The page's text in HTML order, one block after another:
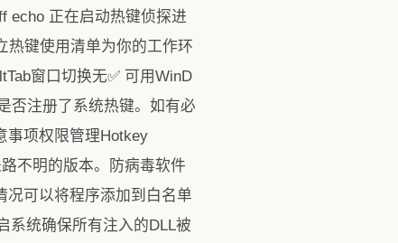
echo 正在启动热键侦探进
热键使用清单为你的工作环
窗口切换无✅ 可用WinD
否注册了系统热键。如有必
事项权限管理Hotkey
不明的版本。防病毒软件
况可以将程序添加到白名单
系统确保所有注入的DLL被